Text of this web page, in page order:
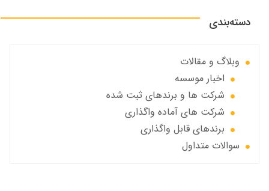
دسته‌بندی
وبلاگ و مقالات
اخبار موسسه
شرکت ها و برندهای ثبت شده
شرکت های آماده واگذاری
برندهای قابل واگذاری
سوالات متداول